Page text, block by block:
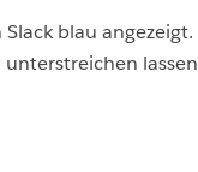
blau